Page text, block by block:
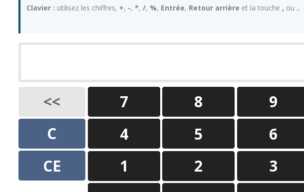
Clavier : utilisez les chiffres, +, -, *, /, %, Entrée, Retour arrière et la touche , ou ..